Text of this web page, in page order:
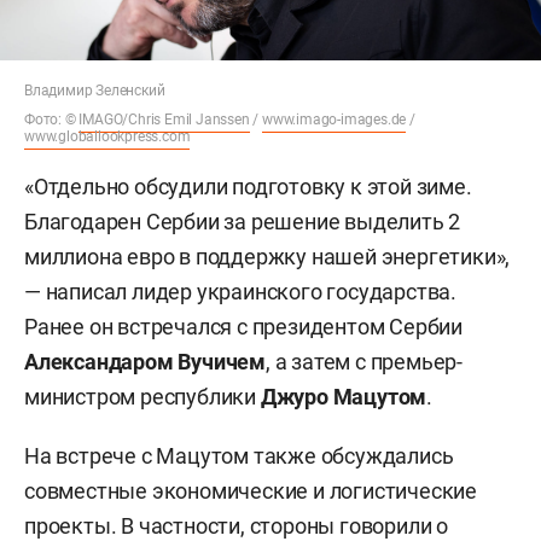
Владимир Зеленский
Фото: © IMAGO/Chris Emil Janssen /www.imago-images.de /
www.globallookpress.com
«Отдельно обсудили подготовку к этой зиме.
Благодарен Сербии за решение выделить 2
миллиона евро в поддержку нашей энергетики»,
— написал лидер украинского государства.
Ранее он встречался с президентом Сербии
Александаром Вучичем, а затем с премьер-
министром республики Джуро Мацутом.
На встрече с Мацутом также обсуждались
совместные экономические и логистические
проекты. В частности, стороны говорили о